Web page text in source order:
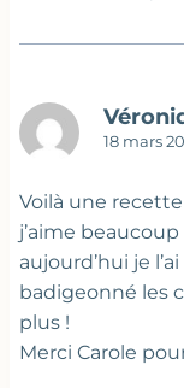
18 mars
Voilà une
j’aime beaucoup
aujourd’hui je
badigeonné les
plus !
Merci Carole